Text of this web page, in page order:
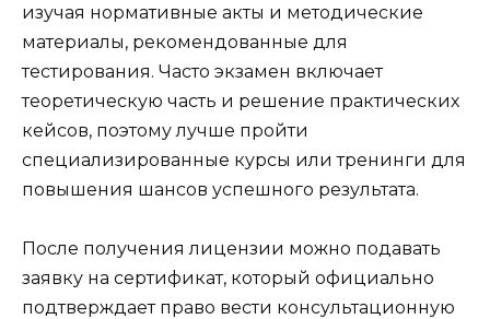
изучая нормативные акты и методические
материалы, рекомендованные для
тестирования. Часто экзамен включает
теоретическую часть и решение практических
кейсов, поэтому лучше пройти
специализированные курсы или тренинги для
повышения шансов успешного результата.
После получения лицензии можно подавать
заявку на сертификат, который официально
подтверждает право вести консультационную